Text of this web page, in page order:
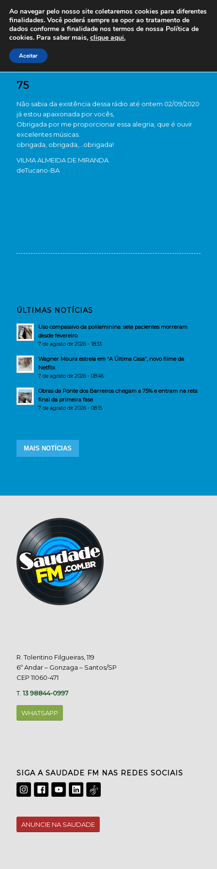
75
Não sabia da existência dessa rádio até ontem 02/09/2020
já estou apaixonada por vocês,
Obrigada por me proporcionar essa alegria, que é ouvir
excelentes músicas.
obrigada, obrigada,…obrigada!
VILMA ALMEIDA DE MIRANDA
deTucano-BA
ÚLTIMAS NOTÍCIAS
Uso compassivo da polilaminina: sete pacientes morreram
desde fevereiro
7 de agosto de 2026 - 18:33
Wagner Moura estreia em “A Última Casa”, novo filme da
Netflix
7 de agosto de 2026 - 08:46
Obras da Ponte dos Barreiros chegam a 75% e entram na reta
final da primeira fase
7 de agosto de 2026 - 08:15
MAIS NOTÍCIAS
R. Tolentino Filgueiras, 119
6º Andar – Gonzaga – Santos/SP
CEP 11060-471
T.13 98844-0997
WHATSAPP
SIGA A SAUDADE FM NAS REDES SOCIAIS
ANUNCIE NA SAUDADE
Ao navegar pelo nosso site coletaremos cookies para diferentes
finalidades. Você poderá sempre se opor ao tratamento de
dados conforme a finalidade nos termos de nossa Política de
cookies. Para saber mais, clique aqui.
Aceitar